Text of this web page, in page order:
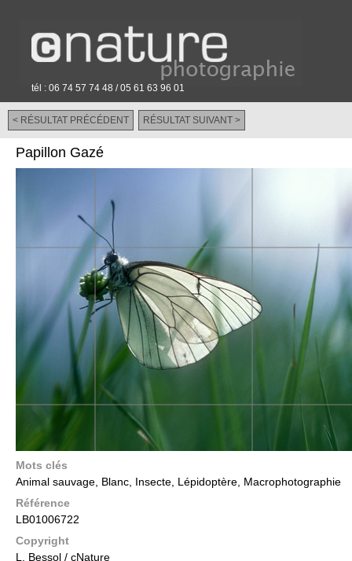
tél : 06 74 57 74 48 / 05 61 63 96 01
< RÉSULTAT PRÉCÉDENT RÉSULTAT SUIVANT >
-
Papillon Gazé
Mots clés
Animal sauvage, Blanc, Insecte, Lépidoptère, Macrophotographie
Référence
LB01006722
Copyright
L. Bessol / cNature